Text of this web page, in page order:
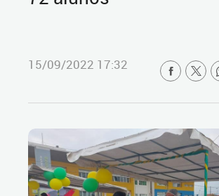
15/09/2022 17:32